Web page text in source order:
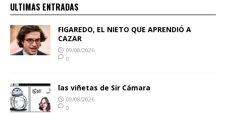
ULTIMAS ENTRADAS
FIGAREDO, EL NIETO QUE APRENDIÓ A
CAZAR
09/08/2026
0
las viñetas de Sir Cámara
09/08/2026
0